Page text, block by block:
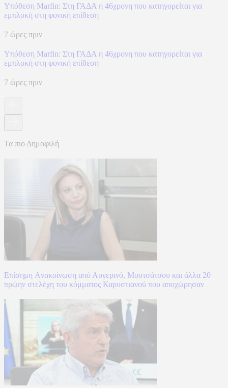
Υπόθεση Marfin: Στη ΓΑΔΑ η 46χρονη που κατηγορείται για
εμπλοκή στη φονική επίθεση
7 ώρες πριν
Υπόθεση Marfin: Στη ΓΑΔΑ η 46χρονη που κατηγορείται για
εμπλοκή στη φονική επίθεση
7 ώρες πριν
Τα πιο Δημοφιλή
Επίσημη Aνακοίνωση από Αυγερινό, Μουτσάτσου και άλλα 20
πρώην στελέχη του κόμματος Καρυστιανού που αποχώρησαν